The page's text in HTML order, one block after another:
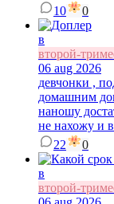
10
0
в
второй-
06 aug 2026
девчонки ,
домашним
наношу
не нахожу и
22
0
в
второй-